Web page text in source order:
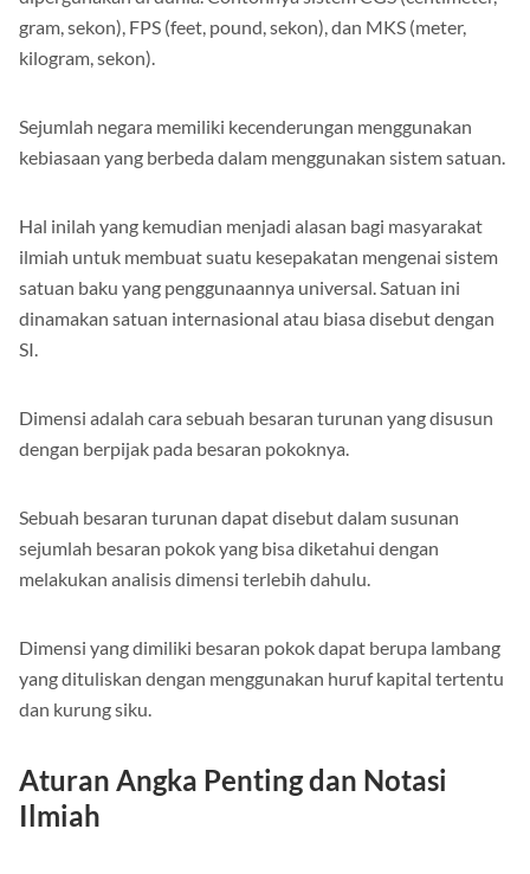
gram, sekon), FPS (feet, pound, sekon), dan MKS (meter,
kilogram, sekon).
Sejumlah negara memiliki kecenderungan menggunakan
kebiasaan yang berbeda dalam menggunakan sistem satuan.
Hal inilah yang kemudian menjadi alasan bagi masyarakat
ilmiah untuk membuat suatu kesepakatan mengenai sistem
satuan baku yang penggunaannya universal. Satuan ini
dinamakan satuan internasional atau biasa disebut dengan
SI.
Dimensi adalah cara sebuah besaran turunan yang disusun
dengan berpijak pada besaran pokoknya.
Sebuah besaran turunan dapat disebut dalam susunan
sejumlah besaran pokok yang bisa diketahui dengan
melakukan analisis dimensi terlebih dahulu.
Dimensi yang dimiliki besaran pokok dapat berupa lambang
yang dituliskan dengan menggunakan huruf kapital tertentu
dan kurung siku.
Aturan Angka Penting dan Notasi
Ilmiah